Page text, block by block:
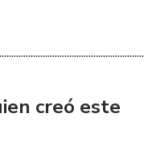
creó este